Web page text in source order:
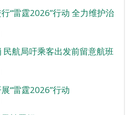
“雷霆2026”行动 全力维护治
民航局吁乘客出发前留意航班
“雷霆2026”行动